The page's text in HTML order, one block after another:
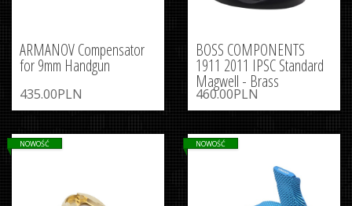
ARMANOV Compensator
for 9mm Handgun
435.00PLN
BOSS COMPONENTS
1911 2011 IPSC Standard
Magwell - Brass
460.00PLN
NOWOŚĆ NOWOŚĆ